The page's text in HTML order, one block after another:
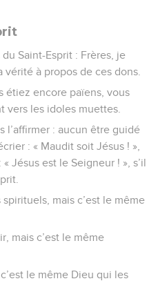
Saint-Esprit : Frères, je
à propos de ces dons.
étiez encore païens, vous
vers les idoles muettes.
l’affirmer : aucun être guidé
: « Maudit soit Jésus ! »,
Jésus est le Seigneur ! », s’il
mais c’est le même
mais c’est le même
le même Dieu qui les